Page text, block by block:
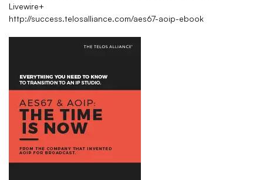
Livewire+
http://success.telosalliance.com/aes67-aoip-ebook